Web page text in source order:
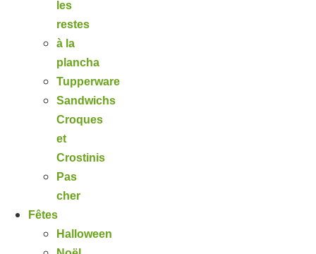
les
restes
à la
plancha
Tupperware
Sandwichs
Croques
et
Crostinis
Pas
cher
Fêtes
Halloween